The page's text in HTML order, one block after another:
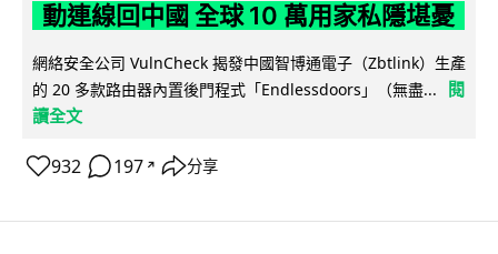
動連線回中國 全球 10 萬用家私隱堪憂
網絡安全公司 VulnCheck 揭發中國智博通電子（Zbtlink）生產
的 20 多款路由器內置後門程式「Endlessdoors」（無盡...
閱
讀全文
932 197 ↗ 分享